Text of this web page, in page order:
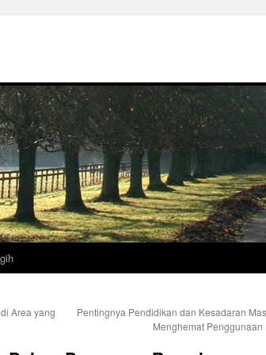
Area yang
Pentingnya Pendidikan dan Kesadaran
Menghemat Penggunaan